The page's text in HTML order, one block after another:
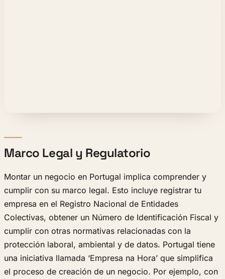
Marco Legal y Regulatorio
Montar un negocio en Portugal implica comprender y
cumplir con su marco legal. Esto incluye registrar tu
empresa en el Registro Nacional de Entidades
Colectivas, obtener un Número de Identificación Fiscal y
cumplir con otras normativas relacionadas con la
protección laboral, ambiental y de datos. Portugal tiene
una iniciativa llamada ‘Empresa na Hora’ que simplifica
el proceso de creación de un negocio. Por ejemplo, con